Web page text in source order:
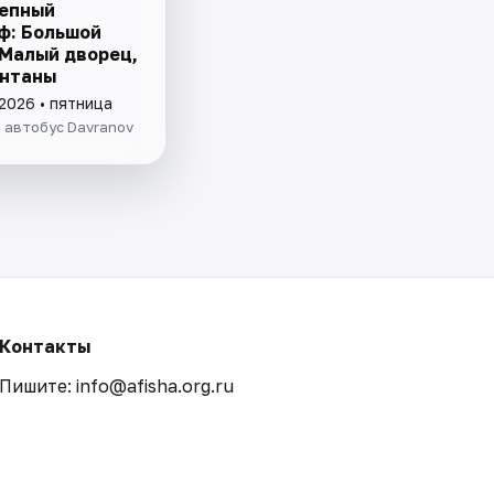
Большой
дворец,
• пятница
Davranov
Контакты
Пишите: info@afisha.org.ru